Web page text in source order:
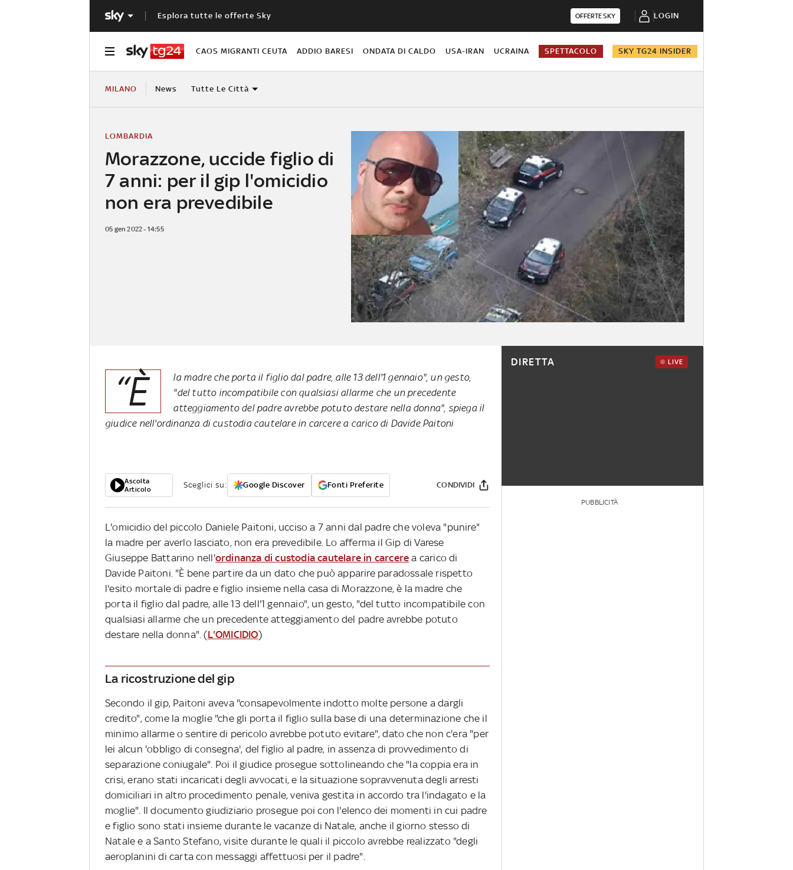
Esplora tutte le offerte Sky OFFERTE SKY LOGIN
CAOS MIGRANTI CEUTA ADDIO BARESI ONDATA DI CALDO USA-IRAN UCRAINA SPETTACOLO SKY TG24 INSIDER
MILANO News Tutte Le Città
Morazzone, uccide figlio di
7 anni: per il gip l'omicidio
non era prevedibile
LOMBARDIA
05 gen 2022 - 14:55
“È
la madre che porta il figlio dal padre, alle 13 dell'1 gennaio", un gesto,
"del tutto incompatibile con qualsiasi allarme che un precedente
atteggiamento del padre avrebbe potuto destare nella donna", spiega il
giudice nell'ordinanza di custodia cautelare in carcere a carico di Davide Paitoni
Ascolta
Articolo
Sceglici su: Google Discover Fonti Preferite CONDIVIDI
L'omicidio del piccolo Daniele Paitoni, ucciso a 7 anni dal padre che voleva "punire"
la madre per averlo lasciato, non era prevedibile. Lo afferma il Gip di Varese
Giuseppe Battarino nell'ordinanza di custodia cautelare in carcere a carico di
Davide Paitoni. "È bene partire da un dato che può apparire paradossale rispetto
l'esito mortale di padre e figlio insieme nella casa di Morazzone, è la madre che
porta il figlio dal padre, alle 13 dell'1 gennaio", un gesto, "del tutto incompatibile con
qualsiasi allarme che un precedente atteggiamento del padre avrebbe potuto
destare nella donna". (L'OMICIDIO)
La ricostruzione del gip
Secondo il gip, Paitoni aveva "consapevolmente indotto molte persone a dargli
credito", come la moglie "che gli porta il figlio sulla base di una determinazione che il
minimo allarme o sentire di pericolo avrebbe potuto evitare", dato che non c'era "per
lei alcun 'obbligo di consegna', del figlio al padre, in assenza di provvedimento di
separazione coniugale". Poi il giudice prosegue sottolineando che "la coppia era in
crisi, erano stati incaricati degli avvocati, e la situazione sopravvenuta degli arresti
domiciliari in altro procedimento penale, veniva gestita in accordo tra l'indagato e la
moglie". Il documento giudiziario prosegue poi con l'elenco dei momenti in cui padre
e figlio sono stati insieme durante le vacanze di Natale, anche il giorno stesso di
Natale e a Santo Stefano, visite durante le quali il piccolo avrebbe realizzato "degli
aeroplanini di carta con messaggi affettuosi per il padre".
DIRETTA LIVE
PUBBLICITÀ